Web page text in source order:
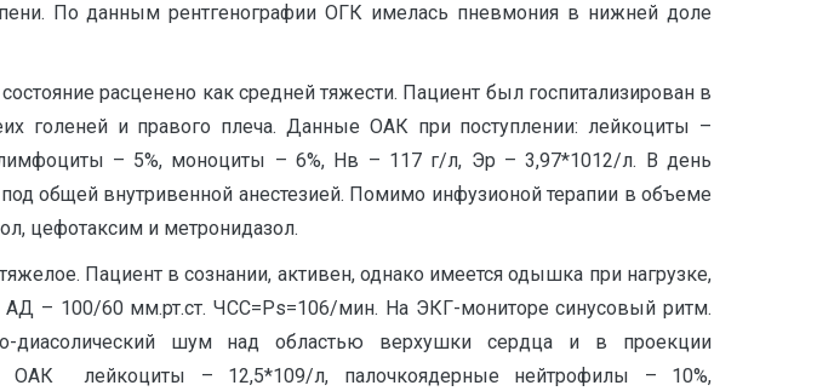
По данным рентгенографии ОГК имелась пневмония в нижней доле
расценено как средней тяжести. Пациент был госпитализирован в
голеней и правого плеча. Данные ОАК при поступлении: лейкоциты –
– 5%, моноциты – 6%, Нв – 117 г/л, Эр – 3,97*1012/л. В день
общей внутривенной анестезией. Помимо инфузионой терапии в объеме
цефотаксим и метронидазол.
Пациент в сознании, активен, однако имеется одышка при нагрузке,
– 100/60 мм.рт.ст. ЧСС=Ps=106/мин. На ЭКГ-мониторе синусовый ритм.
диасолический шум над областью верхушки сердца и в проекции
ОАК лейкоциты – 12,5*109/л, палочкоядерные нейтрофилы – 10%,